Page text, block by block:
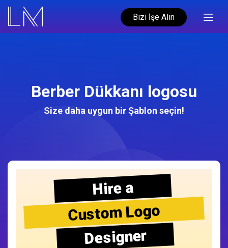
Bizi İşe Alın
Berber Dükkanı logosu
Size daha uygun bir Şablon seçin!
Hire a
Custom Logo
Designer